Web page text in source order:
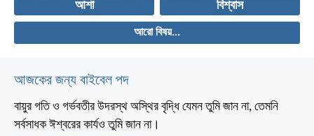
আশা বিশ্বাস
আরো বিষয়...
আজকের জন্য বাইবেল পদ
বায়ুর গতি ও গর্ভবতীর উদরস্থ অস্থির বৃদ্ধি যেমন তুমি জান না, তেমনি
সর্বসাধক ঈশ্বরের কার্যও তুমি জান না।